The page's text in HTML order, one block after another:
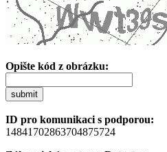
Opište kód z obrázku:
submit
ID pro komunikaci s podporou:
14841702863704875724